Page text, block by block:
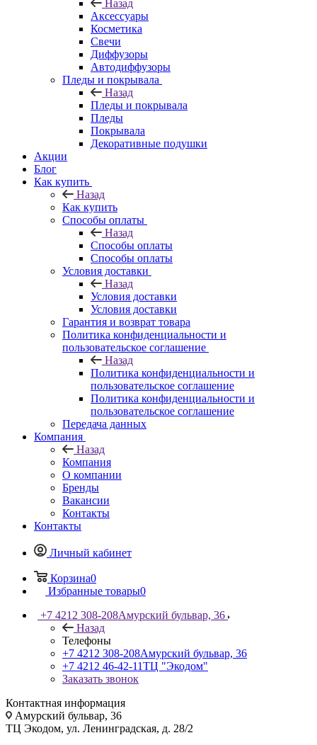
Назад
Аксессуары
Косметика
Свечи
Диффузоры
Автодиффузоры
Пледы и покрывала
Назад
Пледы и покрывала
Пледы
Покрывала
Декоративные подушки
Акции
Блог
Как купить
Назад
Как купить
Способы оплаты
Назад
Способы оплаты
Способы оплаты
Условия доставки
Назад
Условия доставки
Условия доставки
Гарантия и возврат товара
Политика конфиденциальности и
пользовательское соглашение
Назад
Политика конфиденциальности и
пользовательское соглашение
Политика конфиденциальности и
пользовательское соглашение
Передача данных
Компания
Назад
Компания
О компании
Бренды
Вакансии
Контакты
Контакты
Личный кабинет
Корзина0
Избранные товары0
+7 4212 308-208Амурский бульвар, 36
Назад
Телефоны
+7 4212 308-208Амурский бульвар, 36
+7 4212 46-42-11ТЦ "Экодом"
Заказать звонок
Контактная информация
Амурский бульвар, 36
ТЦ Экодом, ул. Ленинградская, д. 28/2